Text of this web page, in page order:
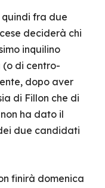
fra due
deciderà chi
inquilino
(o di centro-
dopo aver
di Fillon che di
ha dato il
due candidati
finirà domenica